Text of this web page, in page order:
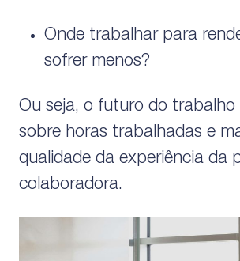
Onde trabalhar para
sofrer menos?
Ou seja, o futuro do trabalho
sobre horas trabalhadas e
qualidade da experiência da
colaboradora.